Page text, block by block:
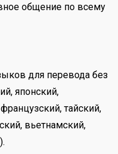
общение по всему
для перевода без
японский,
тайский,
вьетнамский,